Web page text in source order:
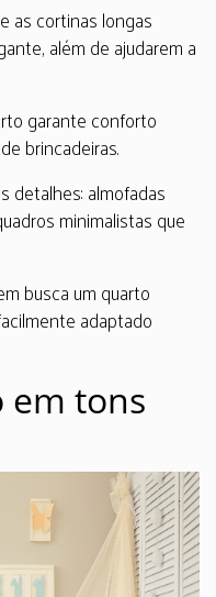
as cortinas longas
além de ajudarem a
garante conforto
brincadeiras.
detalhes: almofadas
minimalistas que
busca um quarto
adaptado
em tons